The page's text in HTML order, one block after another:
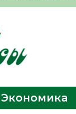
Экономика